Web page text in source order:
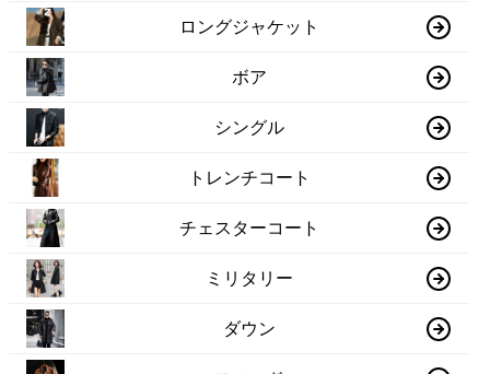
ロングジャケット
ボア
シングル
トレンチコート
チェスターコート
ミリタリー
ダウン